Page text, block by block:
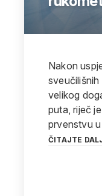
Nakon
velikog
puta, riječ
prvenstvu
ČITAJTE